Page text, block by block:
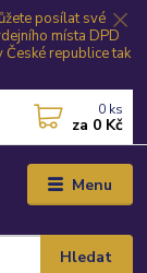
posílat své
místa DPD
České republice tak
Menu
Hledat
0 ks
za 0 Kč